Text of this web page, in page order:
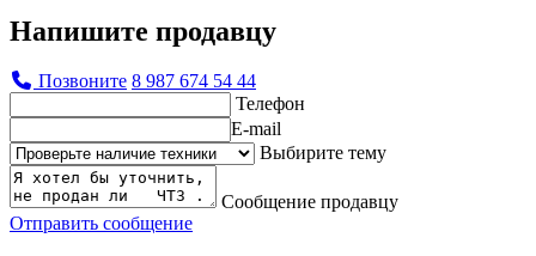
Напишите продавцу
Позвоните 8 987 674 54 44
Телефон
E-mail
Выбирите тему
Сообщение продавцу
Отправить сообщение